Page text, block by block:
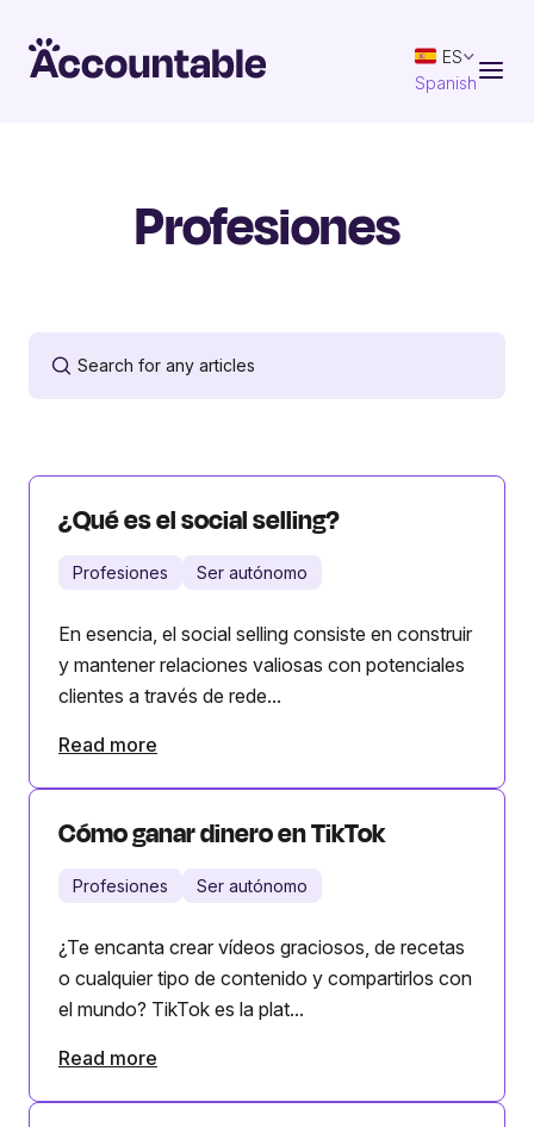
ES
Spanish
Profesiones
¿Qué es el social selling?
Profesiones Ser autónomo
En esencia, el social selling consiste en construir
y mantener relaciones valiosas con potenciales
clientes a través de rede...
Read more
Cómo ganar dinero en TikTok
Profesiones Ser autónomo
¿Te encanta crear vídeos graciosos, de recetas
o cualquier tipo de contenido y compartirlos con
el mundo? TikTok es la plat...
Read more